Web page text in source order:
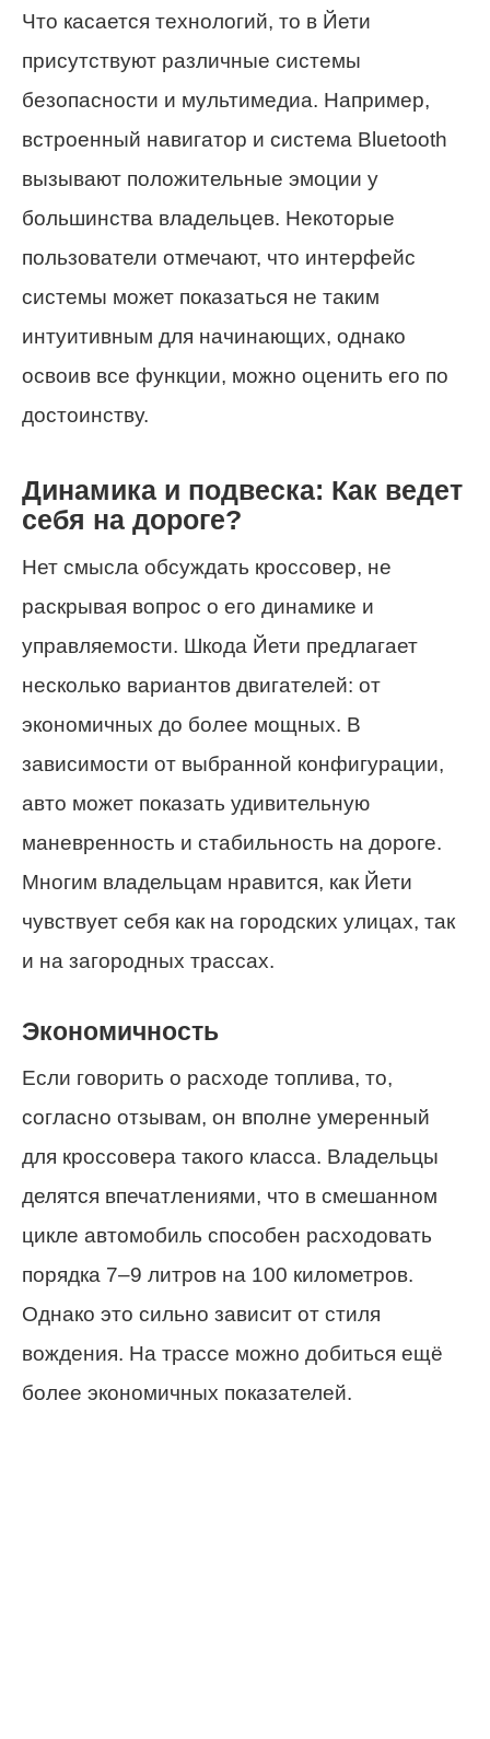
Что касается технологий, то в Йети
присутствуют различные системы
безопасности и мультимедиа. Например,
встроенный навигатор и система Bluetooth
вызывают положительные эмоции у
большинства владельцев. Некоторые
пользователи отмечают, что интерфейс
системы может показаться не таким
интуитивным для начинающих, однако
освоив все функции, можно оценить его по
достоинству.
Динамика и подвеска: Как ведет
себя на дороге?
Нет смысла обсуждать кроссовер, не
раскрывая вопрос о его динамике и
управляемости. Шкода Йети предлагает
несколько вариантов двигателей: от
экономичных до более мощных. В
зависимости от выбранной конфигурации,
авто может показать удивительную
маневренность и стабильность на дороге.
Многим владельцам нравится, как Йети
чувствует себя как на городских улицах, так
и на загородных трассах.
Экономичность
Если говорить о расходе топлива, то,
согласно отзывам, он вполне умеренный
для кроссовера такого класса. Владельцы
делятся впечатлениями, что в смешанном
цикле автомобиль способен расходовать
порядка 7–9 литров на 100 километров.
Однако это сильно зависит от стиля
вождения. На трассе можно добиться ещё
более экономичных показателей.